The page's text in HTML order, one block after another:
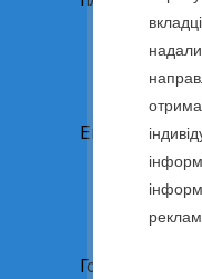
Ендометріоз
ТОВ «ЗЕНТІВА УКРАЇНА».
5-И. Тел. +38
надали